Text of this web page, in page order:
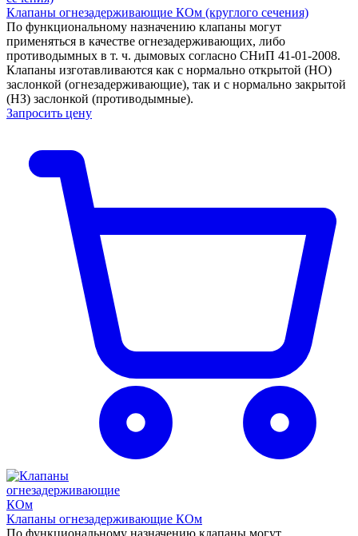
Клапаны огнезадерживающие КОм (круглого сечения)
По функциональному назначению клапаны могут
применяться в качестве огнезадерживающих, либо
противодымных в т. ч. дымовых согласно СНиП 41-01-2008.
Клапаны изготавливаются как с нормально открытой (НО)
заслонкой (огнезадерживающие), так и с нормально закрытой
(НЗ) заслонкой (противодымные).
Запросить цену
Клапаны огнезадерживающие КОм
По функциональному назначению клапаны могут